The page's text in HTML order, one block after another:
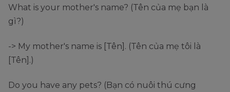
What is your mother's name? (Tên của mẹ bạn là
gì?)
-> My mother's name is [Tên]. (Tên của mẹ tôi là
[Tên].)
Do you have any pets? (Bạn có nuôi thú cưng